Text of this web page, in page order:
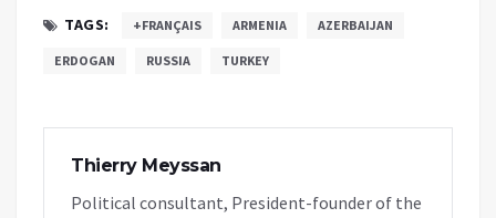
TAGS: +FRANÇAIS ARMENIA AZERBAIJAN
ERDOGAN RUSSIA TURKEY
Thierry Meyssan
Political consultant, President-founder of the